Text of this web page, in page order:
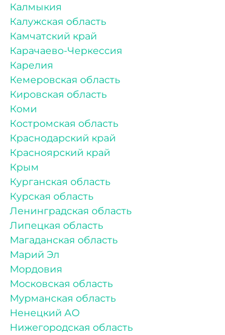
Калмыкия
Калужская область
Камчатский край
Карачаево-Черкессия
Карелия
Кемеровская область
Кировская область
Коми
Костромская область
Краснодарский край
Красноярский край
Крым
Курганская область
Курская область
Ленинградская область
Липецкая область
Магаданская область
Марий Эл
Мордовия
Московская область
Мурманская область
Ненецкий АО
Нижегородская область